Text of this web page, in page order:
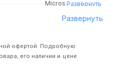
Microsoft Xbox
PlayStation 4,
(DTS Headphone X
2.0)
Развернуть
Развернуть
офертой. Подробную
его наличии и цене